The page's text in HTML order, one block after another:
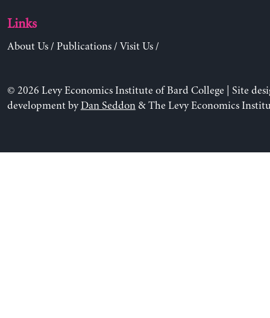
Links
About Us/ Publications/ Visit Us/
© 2026 Levy Economics Institute of Bard College | Site
development byDan Seddon& The Levy Economics